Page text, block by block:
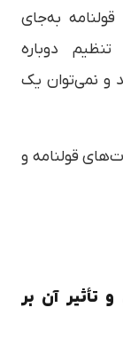
قولنامه به‌جای
دوباره
و نمی‌توان یک
قولنامه و
تأثیر آن بر